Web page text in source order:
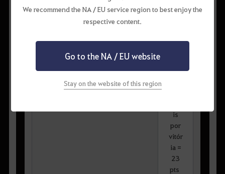
We recommend the NA / EU service region to best enjoy the
respective content.
Go to the NA / EU website
Stay on the website of this region
201 - 400 pontos
ão
+ 3
is
por
vitór
ia =
23
pts